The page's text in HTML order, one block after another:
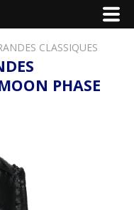
CLASSIQUES
PHASE